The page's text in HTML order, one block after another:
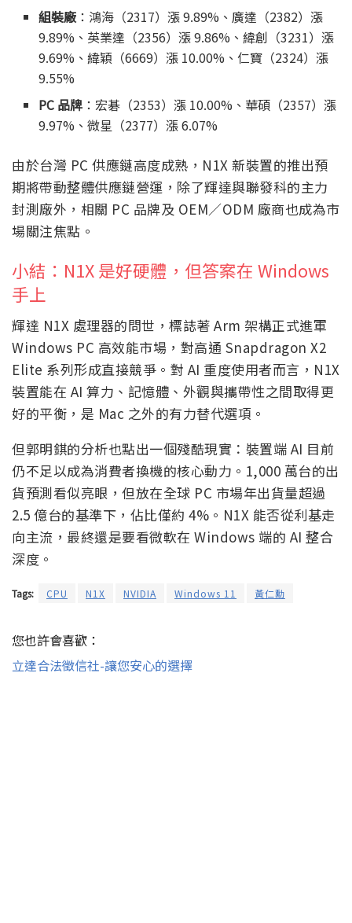
組裝廠 ：鴻海（2317）漲 9.89%、廣達（2382）漲
9.89%、英業達（2356）漲 9.86%、緯創（3231）漲
9.69%、緯穎（6669）漲 10.00%、仁寶（2324）漲
9.55%
PC 品牌 ：宏碁（2353）漲 10.00%、華碩（2357）漲
9.97%、微星（2377）漲 6.07%
由於台灣 PC 供應鏈高度成熟，N1X 新裝置的推出預
期將帶動整體供應鏈營運，除了輝達與聯發科的主力
封測廠外，相關 PC 品牌及 OEM／ODM 廠商也成為市
場關注焦點。
小結：N1X 是好硬體，但答案在 Windows
手上
輝達 N1X 處理器的問世，標誌著 Arm 架構正式進軍
Windows PC 高效能市場，對高通 Snapdragon X2
Elite 系列形成直接競爭。對 AI 重度使用者而言，N1X
裝置能在 AI 算力、記憶體、外觀與攜帶性之間取得更
好的平衡，是 Mac 之外的有力替代選項。
但郭明錤的分析也點出一個殘酷現實：裝置端 AI 目前
仍不足以成為消費者換機的核心動力。1,000 萬台的出
貨預測看似亮眼，但放在全球 PC 市場年出貨量超過
2.5 億台的基準下，佔比僅約 4%。N1X 能否從利基走
向主流，最終還是要看微軟在 Windows 端的 AI 整合
深度。
Tags: CPU N1X NVIDIA Windows 11 黃仁勳
您也許會喜歡：
立達合法徵信社-讓您安心的選擇